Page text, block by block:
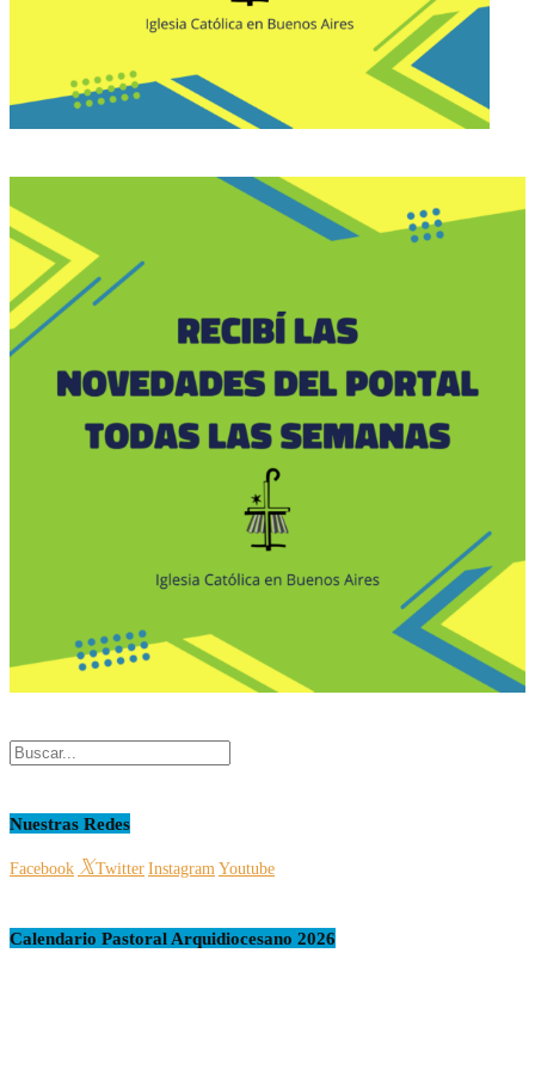
Nuestras Redes
Facebook Twitter Instagram Youtube
Calendario Pastoral Arquidiocesano 2026